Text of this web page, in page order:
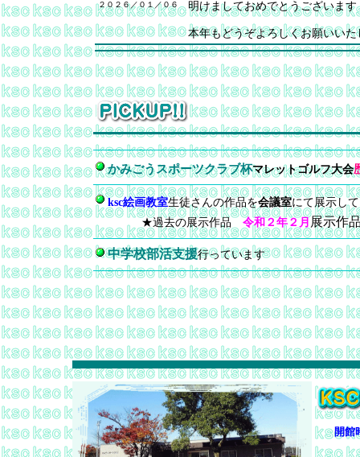
２０２６／０１／０６ 明けましておめでとうございます
本年もどうぞよろしくお願いいた
かみごうスポーツクラブ杯マレットゴルフ大会
ksc絵画教室生徒さんの作品を会議室にて展示し
★過去の展示作品 令和２年２月 展示作
中学校部活支援行っています
開